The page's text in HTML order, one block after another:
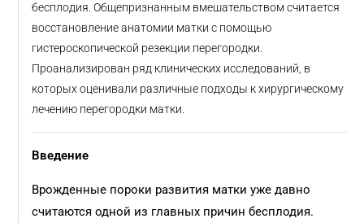
бесплодия. Общепризнанным вмешательством считается
восстановление анатомии матки с помощью
гистероскопической резекции перегородки.
Проанализирован ряд клинических исследований, в
которых оценивали различные подходы к хирургическому
лечению перегородки матки.
Введение
Врожденные пороки развития матки уже давно
считаются одной из главных причин бесплодия.